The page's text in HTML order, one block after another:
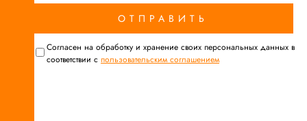
Cогласен на обработку и хранение своих персональных данных в
соответствии с пользовательским соглашением